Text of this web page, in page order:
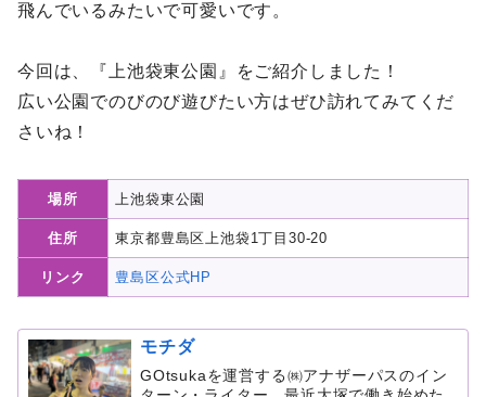
飛んでいるみたいで可愛いです。
今回は、『上池袋東公園』をご紹介しました！
広い公園でのびのび遊びたい方はぜひ訪れてみてくだ
さいね！
場所 上池袋東公園
住所 東京都豊島区上池袋1丁目30-20
リンク 豊島区公式HP
モチダ
GOtsukaを運営する㈱アナザーパスのイン